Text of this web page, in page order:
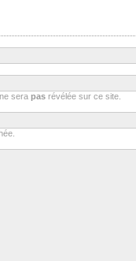
serapas révélée sur ce site.